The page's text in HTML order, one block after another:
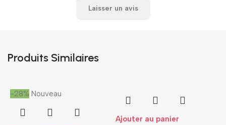
Laisser un avis
Produits Similaires
-28% Nouveau
Ajouter au panier